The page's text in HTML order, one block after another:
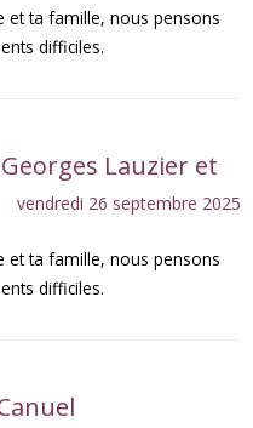
et ta famille, nous pensons
difficiles.
Lauzier et
vendredi 26 septembre 2025
et ta famille, nous pensons
difficiles.